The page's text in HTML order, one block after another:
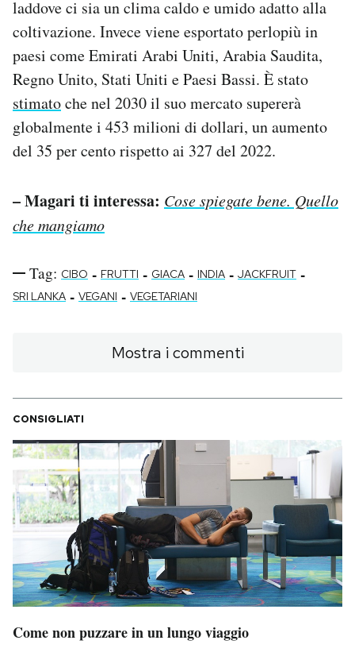
laddove ci sia un clima caldo e umido adatto alla
coltivazione. Invece viene esportato perlopiù in
paesi come Emirati Arabi Uniti, Arabia Saudita,
Regno Unito, Stati Uniti e Paesi Bassi. È stato
stimatoche nel 2030 il suo mercato supererà
globalmente i 453 milioni di dollari, un aumento
del 35 per cento rispetto ai 327 del 2022.
– Magari ti interessa: Cose spiegate bene. Quello
che mangiamo
Tag: CIBO - FRUTTI - GIACA - INDIA - JACKFRUIT -
SRI LANKA - VEGANI - VEGETARIANI
Mostra i commenti
CONSIGLIATI
Come non puzzare in un lungo viaggio